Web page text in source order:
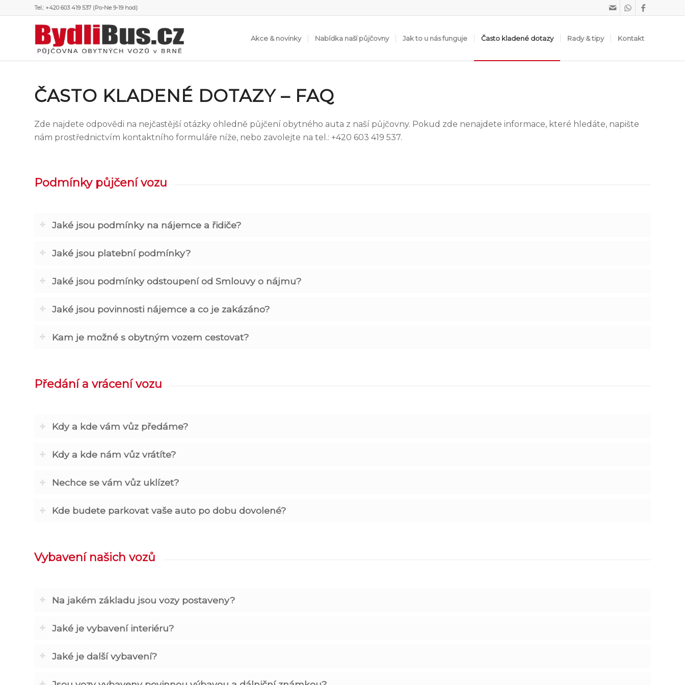
Tel.: +420 603 419 537 (Po-Ne 9-19 hod)
Akce & novinky Nabídka naší půjčovny Jak to u nás funguje Často kladené dotazy Rady & tipy Kontakt
ČASTO KLADENÉ DOTAZY – FAQ
Zde najdete odpovědi na nejčastější otázky ohledně půjčení obytného auta z naší půjčovny. Pokud zde nenajdete informace, které hledáte, napište
nám prostřednictvím kontaktního formuláře níže, nebo zavolejte na tel.: +420 603 419 537.
Podmínky půjčení vozu
Jaké jsou podmínky na nájemce a řidiče?
Jaké jsou platební podmínky?
Jaké jsou podmínky odstoupení od Smlouvy o nájmu?
Jaké jsou povinnosti nájemce a co je zakázáno?
Kam je možné s obytným vozem cestovat?
Předání a vrácení vozu
Kdy a kde vám vůz předáme?
Kdy a kde nám vůz vrátíte?
Nechce se vám vůz uklízet?
Kde budete parkovat vaše auto po dobu dovolené?
Vybavení našich vozů
Na jakém základu jsou vozy postaveny?
Jaké je vybavení interiéru?
Jaké je další vybavení?